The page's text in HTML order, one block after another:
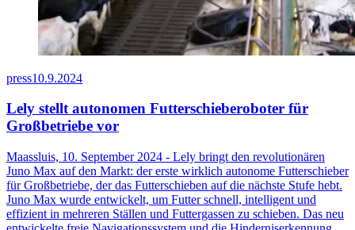
press10.9.2024
Lely stellt autonomen Futterschieberoboter für
Großbetriebe vor
Maassluis, 10. September 2024 - Lely bringt den revolutionären
Juno Max auf den Markt: der erste wirklich autonome Futterschieber
für Großbetriebe, der das Futterschieben auf die nächste Stufe hebt.
Juno Max wurde entwickelt, um Futter schnell, intelligent und
effizient in mehreren Ställen und Futtergassen zu schieben. Das neu